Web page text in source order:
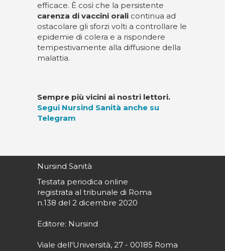
efficace. È così che la persistente
carenza di vaccini orali continua ad
ostacolare gli sforzi volti a controllare le
epidemie di colera e a rispondere
tempestivamente alla diffusione della
malattia.
Sempre più vicini ai nostri lettori.
Segui Nursind Sanità anche su
Telegram
Nursind Sanità
Testata periodica online
registrata al tribunale di Roma
n.138 del 2 dicembre 2020
Editore: Nursind
Viale dell'Università, 27 - 00185 Roma